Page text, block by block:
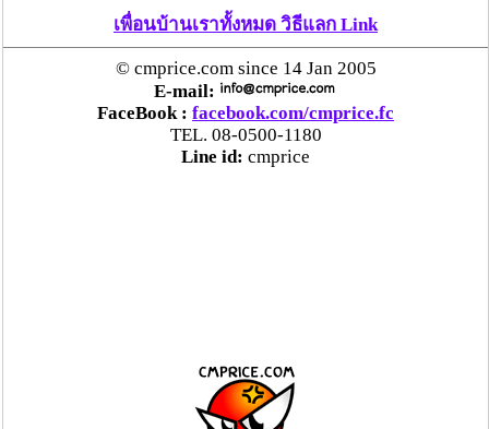
เพื่อนบ้านเราทั้งหมด วิธีแลก Link
© cmprice.com since 14 Jan 2005
E-mail:
FaceBook : facebook.com/cmprice.fc
TEL. 08-0500-1180
Line id: cmprice